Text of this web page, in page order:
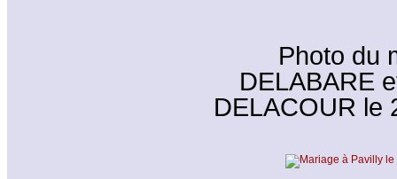
Photo du
DELABARE
DELACOUR le